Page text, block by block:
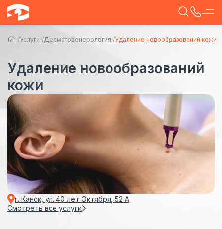
Услуги Дерматовенерология Удаление новообразований кожи
Удаление новообразований
кожи
г. Канск, ул. 40 лет Октября, 52 А
Смотреть все услуги